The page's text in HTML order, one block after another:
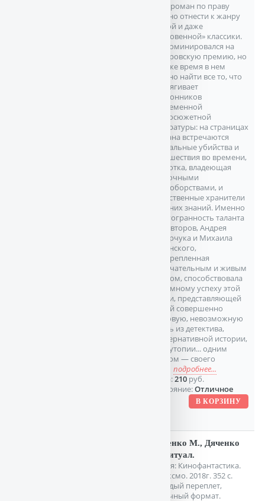
Этот роман по праву
можно отнести к жанру
живой и даже
«мгновенной» классики.
Он номинировался на
Букеровскую премию, но
в то же время в нем
можно найти все то, что
притягивает
поклонников
современной
остросюжетной
литературы: на страницах
романа встречаются
ритуальные убийства и
путешествия во времени,
красотка, владеющая
восточными
единоборствами, и
таинственные хранители
древних знаний. Именно
многогранность таланта
его авторов, Андрея
Лазарчука и Михаила
Успенского,
подкрепленная
замечательным и живым
языком, способствовала
огромному успеху этой
книги, представляющей
собой совершенно
чумовую, невозможную
смесь из детектива,
альтернативной истории,
антиутопии... одним
словом — своего
подробнее...
Цена:210руб.
Состояние:Отличное
Дяченко М., Дяченко
С. Ритуал.
Серия: Кинофантастика.
М. Эксмо. 2018г. 352 с.
Твердый переплет,
Обычный формат.